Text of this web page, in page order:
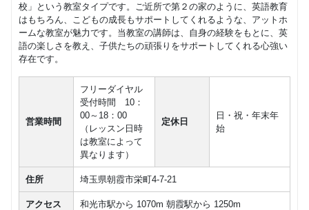
校」という教室タイプです。ご近所で第２の家のように、英語教育
はもちろん、こどもの成長もサポートしてくれるような、アットホ
ームな教室が魅力です。当教室の講師は、自身の経験をもとに、英
語の楽しさを教え、子供たちの頑張りをサポートしてくれる心強い
存在です。
営業時間
フリーダイヤル
受付時間 10：
00～18：00
（レッスン日時
は教室によって
異なります）
定休日
日・祝・年末年
始
住所 埼玉県朝霞市栄町4-7-21
アクセス 和光市駅から 1070m 朝霞駅から 1250m